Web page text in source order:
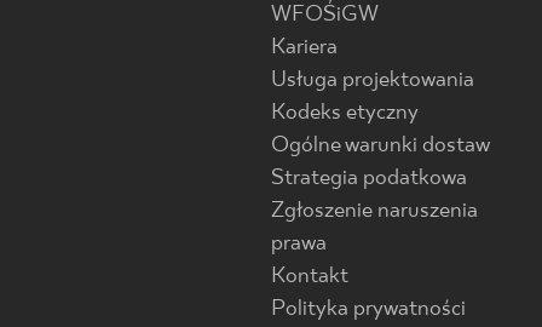
WFOŚiGW
Kariera
Usługa projektowania
Kodeks etyczny
Ogólne warunki dostaw
Strategia podatkowa
Zgłoszenie naruszenia
prawa
Kontakt
Polityka prywatności